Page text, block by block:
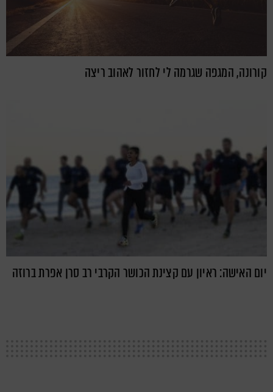
קורונה, המגפה שגרמה לי לחזור לאהוב ריצה
יום האישה: ראיון עם קצינת הכושר הקרבי רב סרן אפרת ברוזה